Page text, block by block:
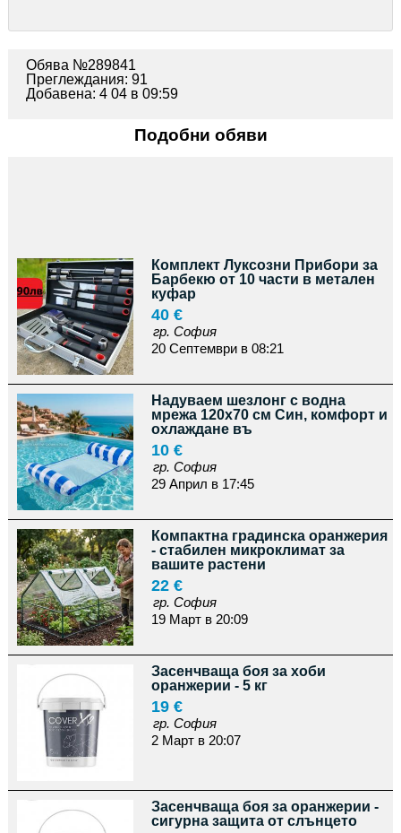
Обява №289841
Преглеждания: 91
Добавена: 4 04 в 09:59
Подобни обяви
Комплект Луксозни Прибори за
Барбекю от 10 части в метален
куфар
40 €
гр. София
20 Септември в 08:21
Надуваем шезлонг с водна
мрежа 120x70 см Син, комфорт и
охлаждане въ
10 €
гр. София
29 Април в 17:45
Компактна градинска оранжерия
- стабилен микроклимат за
вашите растени
22 €
гр. София
19 Март в 20:09
Засенчваща боя за хоби
оранжерии - 5 кг
19 €
гр. София
2 Март в 20:07
Засенчваща боя за оранжерии -
сигурна защита от слънцето